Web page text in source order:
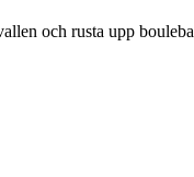
och rusta upp